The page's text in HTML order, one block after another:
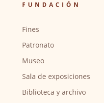
FUNDACIÓN
Fines
Patronato
Museo
Sala de exposiciones
Biblioteca y archivo